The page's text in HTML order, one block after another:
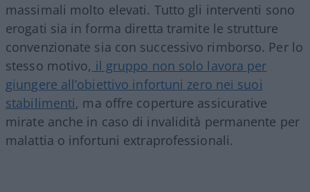
massimali molto elevati. Tutto gli interventi sono
erogati sia in forma diretta tramite le strutture
convenzionate sia con successivo rimborso. Per lo
stesso motivo, il gruppo non solo lavora per
giungere all’obiettivo infortuni zero nei suoi
stabilimenti, ma offre coperture assicurative
mirate anche in caso di invalidità permanente per
malattia o infortuni extraprofessionali.